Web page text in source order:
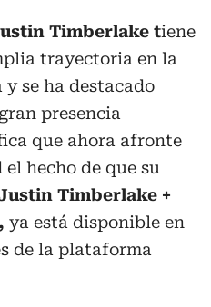
Timberlake tiene
trayectoria en la
se ha destacado
presencia
que ahora afronte
hecho de que su
Timberlake +
ya está disponible en
de la plataforma